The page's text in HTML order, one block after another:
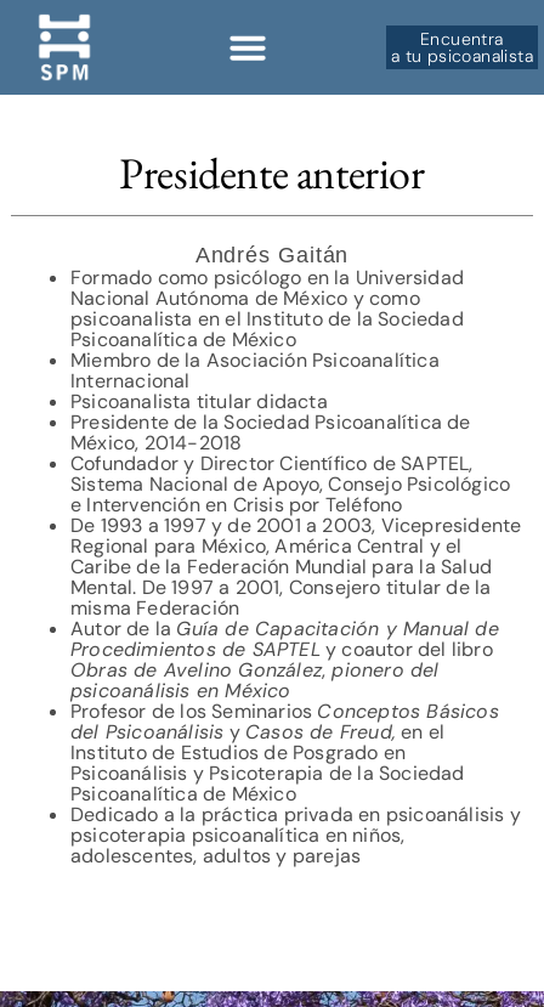
Encuentra
a tu psicoanalista
Presidente anterior
Andrés Gaitán
Formado como psicólogo en la Universidad
Nacional Autónoma de México y como
psicoanalista en el Instituto de la Sociedad
Psicoanalítica de México
Miembro de la Asociación Psicoanalítica
Internacional
Psicoanalista titular didacta
Presidente de la Sociedad Psicoanalítica de
México, 2014-2018
Cofundador y Director Científico de SAPTEL,
Sistema Nacional de Apoyo, Consejo Psicológico
e Intervención en Crisis por Teléfono
De 1993 a 1997 y de 2001 a 2003, Vicepresidente
Regional para México, América Central y el
Caribe de la Federación Mundial para la Salud
Mental. De 1997 a 2001, Consejero titular de la
misma Federación
Autor de la Guía de Capacitación y Manual de
Procedimientos de SAPTELy coautor del libro
Obras de Avelino González, pionero del
psicoanálisis en México
Profesor de los Seminarios Conceptos Básicos
del Psicoanálisis y Casos de Freud, en el
Instituto de Estudios de Posgrado en
Psicoanálisis y Psicoterapia de la Sociedad
Psicoanalítica de México
Dedicado a la práctica privada en psicoanálisis y
psicoterapia psicoanalítica en niños,
adolescentes, adultos y parejas